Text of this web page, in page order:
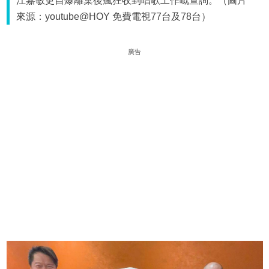
來源：youtube@HOY 免費電視77台及78台）
廣告